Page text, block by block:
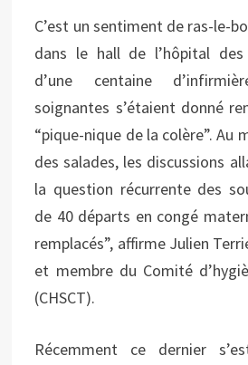
C’est un sentiment de ras-le-
dans le hall de l’hôpital
d’une centaine
soignantes s’étaient donné
“pique-nique de la colère”. Au
des salades, les discussions
la question récurrente des
de 40 départs en congé
remplacés”, affirme Julien
et membre du Comité
(CHSCT).
Récemment ce dernier